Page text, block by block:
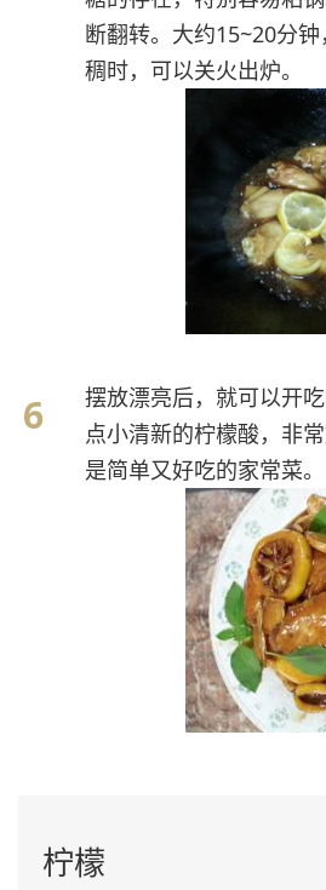
断翻转。大约15~20分
稠时，可以关火出炉。
摆放漂亮后，就可以开
点小清新的柠檬酸，非
是简单又好吃的家常菜。
柠檬